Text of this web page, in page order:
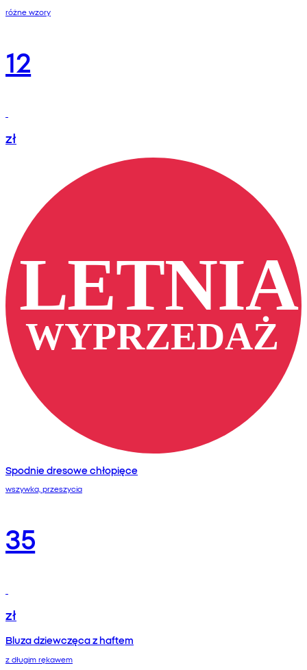
różne wzory
12
zł
Spodnie dresowe chłopięce
wszywka, przeszycia
35
zł
Bluza dziewczęca z haftem
z długim rękawem